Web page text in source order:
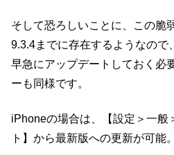
そして恐ろしいことに、この脆
9.3.4までに存在するようなので
早急にアップデートしておく必
ーも同様です。
iPhoneの場合は、【設定＞一般
ト】から最新版への更新が可能。